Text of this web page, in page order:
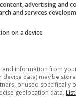
advertising and
and services
on a device
information from
data) may be
or used specifically
geolocation data.